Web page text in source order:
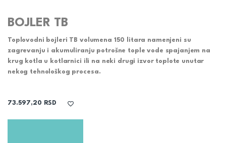
BOJLER TB
Toplovodni bojleri TB volumena 150 litara namenjeni su
zagrevanju i akumuliranju potrošne tople vode spajanjem na
krug kotla u kotlarnici ili na neki drugi izvor toplote unutar
nekog tehnološkog procesa.
73.597,20 RSD